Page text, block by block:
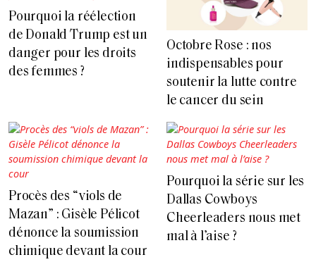
Pourquoi la réélection
de Donald Trump est un
danger pour les droits
des femmes ?
Octobre Rose : nos
indispensables pour
soutenir la lutte contre
le cancer du sein
Procès des “viols de
Mazan” : Gisèle Pélicot
dénonce la soumission
chimique devant la cour
Pourquoi la série sur les
Dallas Cowboys
Cheerleaders nous met
mal à l’aise ?